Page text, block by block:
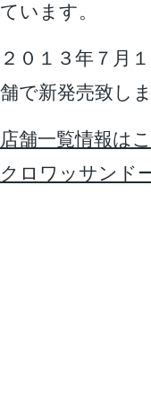
ています。
２０１３年７月
舗で新発売致しま
店舗一覧情報は
クロワッサンド